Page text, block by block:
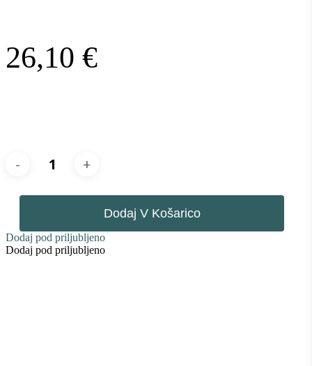
26,10€
Dodaj V Košarico
Dodaj pod priljubljeno
Dodaj pod priljubljeno